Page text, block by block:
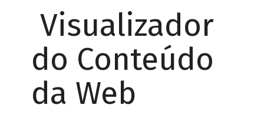
Visualizador
do Conteúdo
da Web